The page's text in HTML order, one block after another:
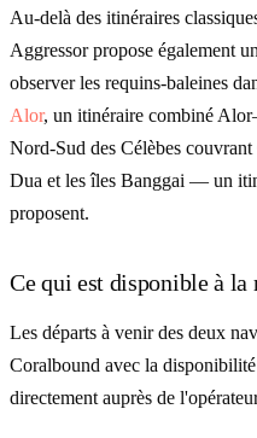
Au-delà des itinéraires
Aggressor propose également
observer les requins-baleines
Alor, un itinéraire combiné
Nord-Sud des Célèbes
Dua et les îles Banggai — un
proposent.
Ce qui est disponible à la
Les départs à venir des deux
Coralbound avec la
directement auprès de